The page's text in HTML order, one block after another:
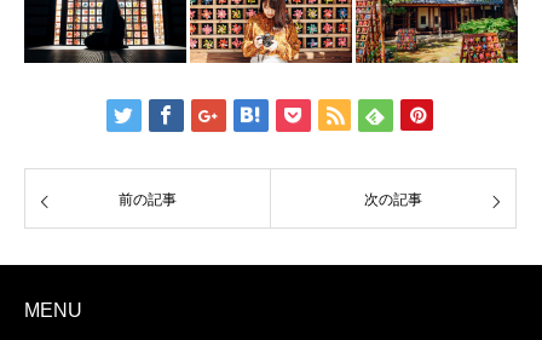
前の記事 次の記事
MENU